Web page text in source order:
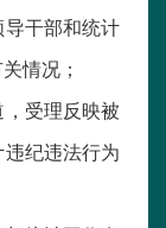
导干部和统计
情况；
，受理反映被
纪违法行为